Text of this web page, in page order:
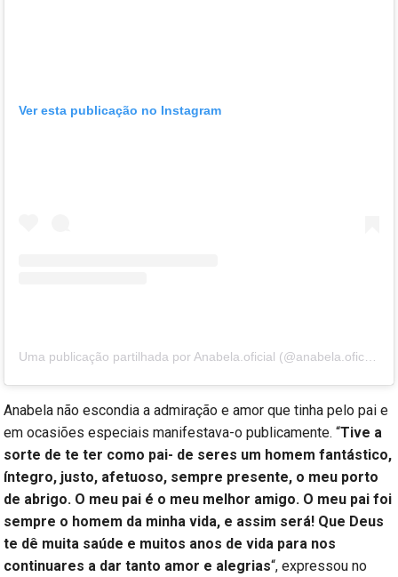
Ver esta publicação no Instagram
Anabela não escondia a admiração e amor que tinha pelo pai e
em ocasiões especiais manifestava-o publicamente. “Tive a
sorte de te ter como pai- de seres um homem fantástico,
íntegro, justo, afetuoso, sempre presente, o meu porto
de abrigo. O meu pai é o meu melhor amigo. O meu pai foi
sempre o homem da minha vida, e assim será! Que Deus
te dê muita saúde e muitos anos de vida para nos
continuares a dar tanto amor e alegrias“, expressou no